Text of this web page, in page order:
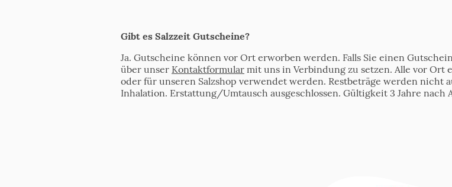
Gibt es Salzzeit Gutscheine?
Ja. Gutscheine können vor Ort erworben werden. Falls Sie einen
über unser Kontaktformular mit uns in Verbindung zu setzen. Alle vor Ort
oder für unseren Salzshop verwendet werden. Restbeträge werden nicht
Inhalation. Erstattung/Umtausch ausgeschlossen. Gültigkeit 3 Jahre nach